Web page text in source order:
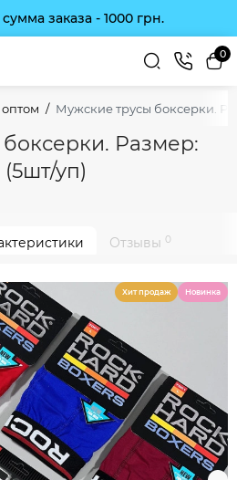
заказа - 1000 грн.
0
Мужские трусы боксерки.
Размер:
(5шт/уп)
Отзывы 0
Хит продаж Новинка